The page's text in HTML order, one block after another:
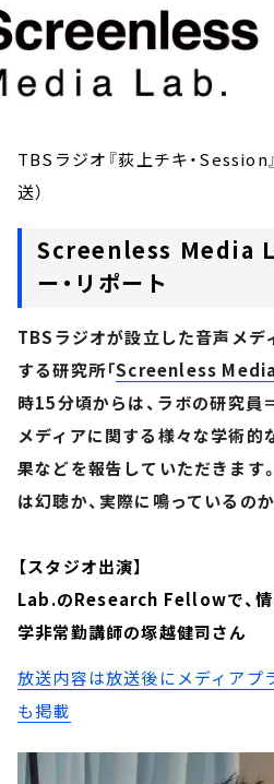
TBSラジオ『荻上チキ・Session
送）
Screenless Media
ー・リポート
TBSラジオが設立した音声メデ
する研究所「Screenless
時15分頃からは、ラボの研究
メディアに関する様々な学術的
果などを報告していただきます
は幻聴か、実際に鳴っているの
【スタジオ出演】
Lab.のResearch Fellowで、情
学非常勤講師の塚越健司さん
放送内容は放送後にメディアプ
も掲載